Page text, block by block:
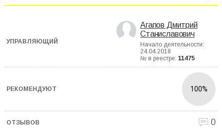
Агапов Дмитрий
Станиславович
Начало деятельности:
24.04.2018
№ в реестре: 11475
100%
0